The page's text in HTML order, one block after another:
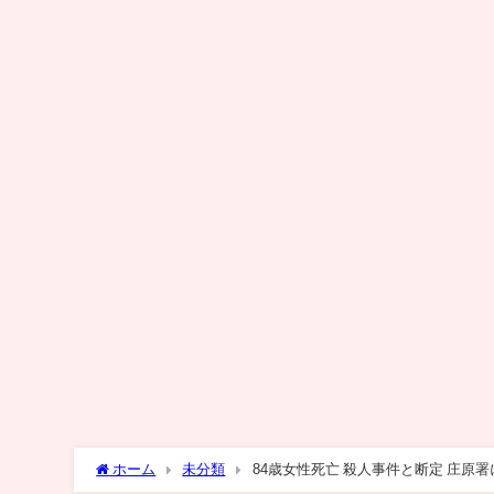
ホーム 未分類 84歳女性死亡 殺人事件と断定 庄原署